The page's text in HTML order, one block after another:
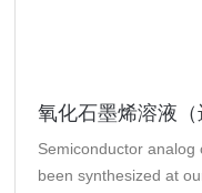
氧化石墨烯溶液（
Semiconductor
been synthesized at